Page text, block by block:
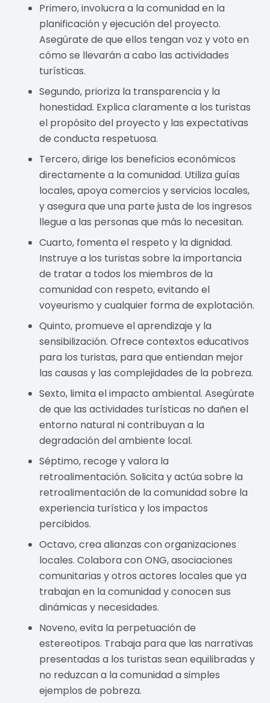
Primero, involucra a la comunidad en la
planificación y ejecución del proyecto.
Asegúrate de que ellos tengan voz y voto en
cómo se llevarán a cabo las actividades
turísticas.
Segundo, prioriza la transparencia y la
honestidad. Explica claramente a los turistas
el propósito del proyecto y las expectativas
de conducta respetuosa.
Tercero, dirige los beneficios económicos
directamente a la comunidad. Utiliza guías
locales, apoya comercios y servicios locales,
y asegura que una parte justa de los ingresos
llegue a las personas que más lo necesitan.
Cuarto, fomenta el respeto y la dignidad.
Instruye a los turistas sobre la importancia
de tratar a todos los miembros de la
comunidad con respeto, evitando el
voyeurismo y cualquier forma de explotación.
Quinto, promueve el aprendizaje y la
sensibilización. Ofrece contextos educativos
para los turistas, para que entiendan mejor
las causas y las complejidades de la pobreza.
Sexto, limita el impacto ambiental. Asegúrate
de que las actividades turísticas no dañen el
entorno natural ni contribuyan a la
degradación del ambiente local.
Séptimo, recoge y valora la
retroalimentación. Solicita y actúa sobre la
retroalimentación de la comunidad sobre la
experiencia turística y los impactos
percibidos.
Octavo, crea alianzas con organizaciones
locales. Colabora con ONG, asociaciones
comunitarias y otros actores locales que ya
trabajan en la comunidad y conocen sus
dinámicas y necesidades.
Noveno, evita la perpetuación de
estereotipos. Trabaja para que las narrativas
presentadas a los turistas sean equilibradas y
no reduzcan a la comunidad a simples
ejemplos de pobreza.